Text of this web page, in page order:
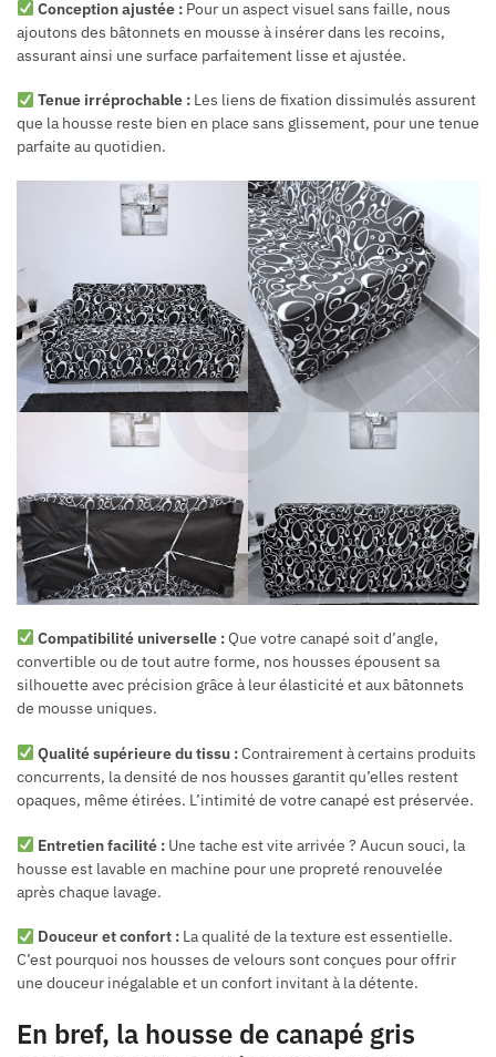
Conception ajustée :Pour un aspect visuel sans faille, nous
ajoutons des bâtonnets en mousse à insérer dans les recoins,
assurant ainsi une surface parfaitement lisse et ajustée.
Tenue irréprochable :Les liens de fixation dissimulés assurent
que la housse reste bien en place sans glissement, pour une tenue
parfaite au quotidien.
Compatibilité universelle :Que votre canapé soit d’angle,
convertible ou de tout autre forme, nos housses épousent sa
silhouette avec précision grâce à leur élasticité et aux bâtonnets
de mousse uniques.
Qualité supérieure du tissu :Contrairement à certains produits
concurrents, la densité de nos housses garantit qu’elles restent
opaques, même étirées. L’intimité de votre canapé est préservée.
Entretien facilité :Une tache est vite arrivée ? Aucun souci, la
housse est lavable en machine pour une propreté renouvelée
après chaque lavage.
Douceur et confort :La qualité de la texture est essentielle.
C’est pourquoi nos housses de velours sont conçues pour offrir
une douceur inégalable et un confort invitant à la détente.
En bref, la housse de canapé gris